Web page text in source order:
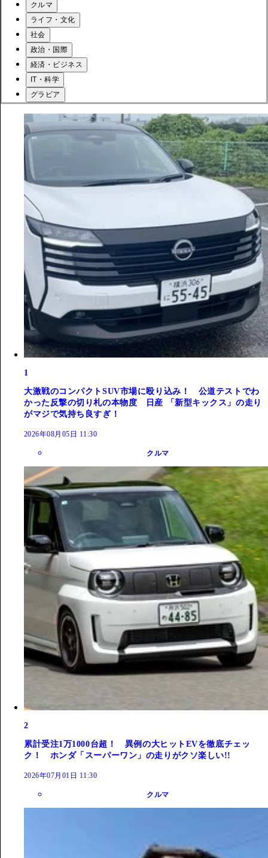
クルマ
ライフ・文化
社会
政治・国際
経済・ビジネス
IT・科学
グラビア
1
大激戦のコンパクトSUV市場に殴り込み！ 公道テストでわ
かった反撃の切り札の本物度 日産 「新型キックス」の走り
がマジで気持ち良すぎ！
2026年08月05日 11:30
クルマ
2
累計受注1万1000台超！ 異例の大ヒットEVを徹底チェッ
ク！ ホンダ「スーパーワン」の走りがクソ楽しい!!
2026年07月01日 11:30
クルマ